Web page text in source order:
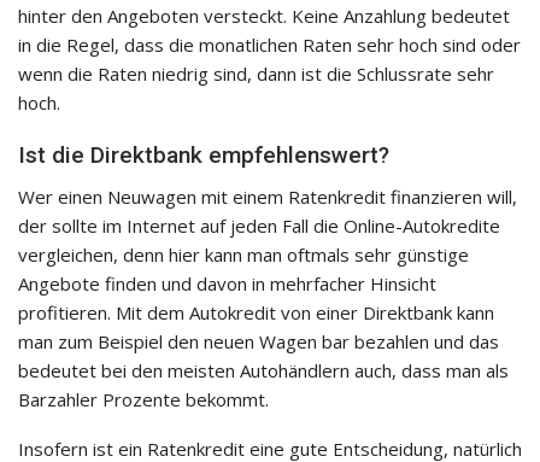
hinter den Angeboten versteckt. Keine Anzahlung bedeutet
in die Regel, dass die monatlichen Raten sehr hoch sind oder
wenn die Raten niedrig sind, dann ist die Schlussrate sehr
hoch.
Ist die Direktbank empfehlenswert?
Wer einen Neuwagen mit einem Ratenkredit finanzieren will,
der sollte im Internet auf jeden Fall die Online-Autokredite
vergleichen, denn hier kann man oftmals sehr günstige
Angebote finden und davon in mehrfacher Hinsicht
profitieren. Mit dem Autokredit von einer Direktbank kann
man zum Beispiel den neuen Wagen bar bezahlen und das
bedeutet bei den meisten Autohändlern auch, dass man als
Barzahler Prozente bekommt.
Insofern ist ein Ratenkredit eine gute Entscheidung, natürlich